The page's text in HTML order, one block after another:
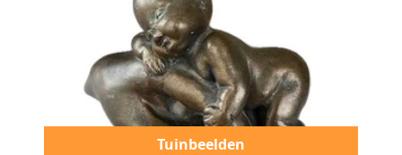
Tuinbeelden